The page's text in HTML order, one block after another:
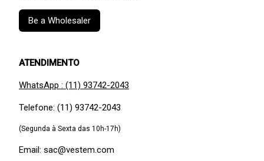
Be a Wholesaler
ATENDIMENTO
WhatsApp : (11) 93742-2043
Telefone: (11) 93742-2043
(Segunda à Sexta das 10h-17h)
Email: sac@vestem.com